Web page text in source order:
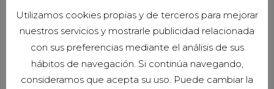
Cemento
Utilizamos cookies propias y de terceros para mejorar
nuestros servicios y mostrarle publicidad relacionada
con sus preferencias mediante el análisis de sus
hábitos de navegación. Si continúa navegando,
consideramos que acepta su uso. Puede cambiar la